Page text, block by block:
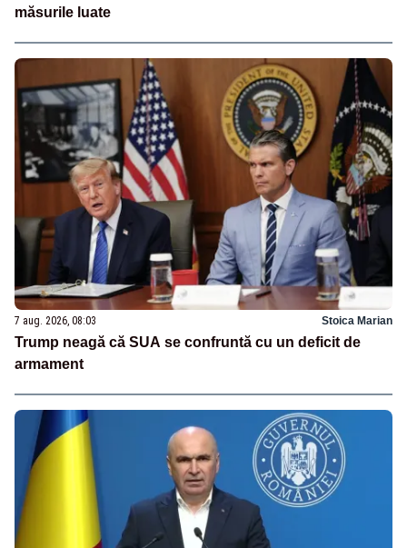
măsurile luate
7 aug. 2026, 08:03 Stoica Marian
Trump neagă că SUA se confruntă cu un deficit de
armament